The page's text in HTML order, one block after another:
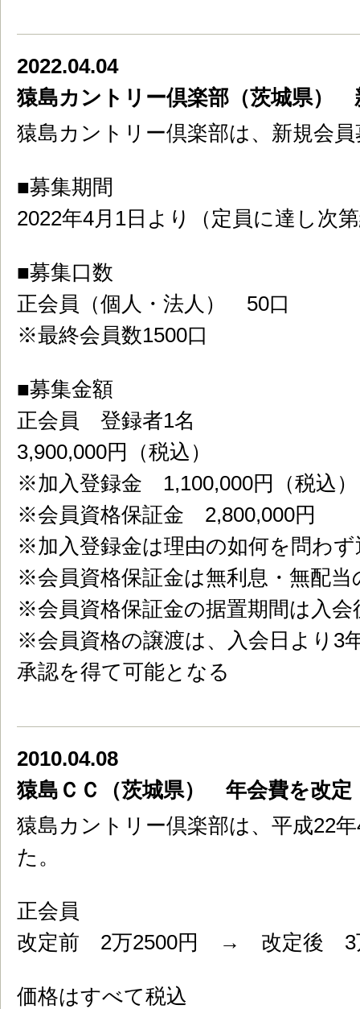
2022.04.04
猿島カントリー倶楽部（茨城県）
猿島カントリー倶楽部は、新規会
■募集期間
2022年4月1日より（定員に達し次
■募集口数
正会員（個人・法人） 50口
※最終会員数1500口
■募集金額
正会員 登録者1名
3,900,000円（税込）
※加入登録金 1,100,000円（税込）
※会員資格保証金 2,800,000円
※加入登録金は理由の如何を問わ
※会員資格保証金は無利息・無配
※会員資格保証金の据置期間は入会
※会員資格の譲渡は、入会日より3
承認を得て可能となる
2010.04.08
猿島ＣＣ（茨城県） 年会費を改定
猿島カントリー倶楽部は、平成22
た。
正会員
改定前 2万2500円 → 改定後 3
価格はすべて税込